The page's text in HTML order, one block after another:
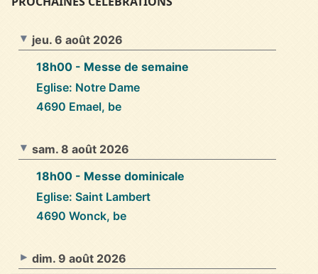
jeu. 6 août 2026
18h00 - Messe de semaine
Eglise: Notre Dame
4690 Emael, be
sam. 8 août 2026
18h00 - Messe dominicale
Eglise: Saint Lambert
4690 Wonck, be
dim. 9 août 2026